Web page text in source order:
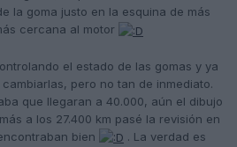
la goma justo en la esquina de más
cercana al motor
el estado de las gomas y ya
pero no tan de inmediato.
que llegaran a 40.000, aún el dibujo
a los 27.400 km pasé la revisión en
bien
. La verdad es